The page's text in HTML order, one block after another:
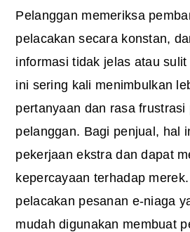
Pelanggan memeriksa
pelacakan secara konstan,
informasi tidak jelas atau
ini sering kali menimbulkan
pertanyaan dan rasa frustrasi
pelanggan. Bagi penjual, hal
pekerjaan ekstra dan dapat
kepercayaan terhadap
pelacakan pesanan e-niaga
mudah digunakan membuat